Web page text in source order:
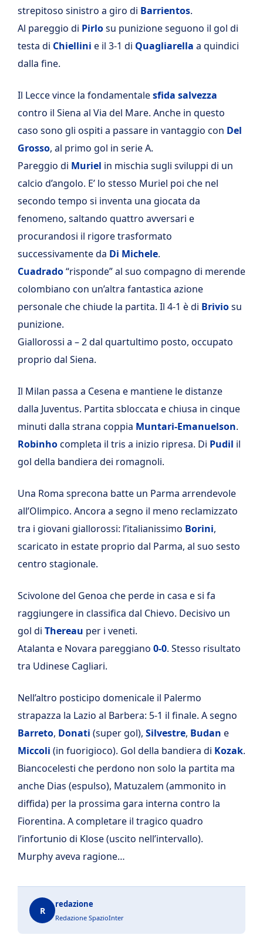
strepitoso sinistro a giro di Barrientos.
Al pareggio di Pirlosu punizione seguono il gol di
testa di Chiellini e il 3-1 di Quagliarella a quindici
dalla fine.
Il Lecce vince la fondamentalesfida salvezza
contro il Siena al Via del Mare. Anche in questo
caso sono gli ospiti a passare in vantaggio con Del
Grosso, al primo gol in serie A.
Pareggio di Muriel in mischia sugli sviluppi di un
calcio d’angolo. E’ lo stesso Muriel poi che nel
secondo tempo si inventa una giocata da
fenomeno, saltando quattro avversari e
procurandosi il rigore trasformato
successivamente da Di Michele.
Cuadrado“risponde” al suo compagno di merende
colombiano con un’altra fantastica azione
personale che chiude la partita. Il 4-1 è di Briviosu
punizione.
Giallorossi a – 2 dal quartultimo posto, occupato
proprio dal Siena.
Il Milan passa a Cesena e mantiene le distanze
dalla Juventus. Partita sbloccata e chiusa in cinque
minuti dalla strana coppia Muntari-Emanuelson.
Robinhocompleta il tris a inizio ripresa. Di Pudil il
gol della bandiera dei romagnoli.
Una Roma sprecona batte un Parma arrendevole
all’Olimpico. Ancora a segno il meno reclamizzato
tra i giovani giallorossi: l’italianissimo Borini,
scaricato in estate proprio dal Parma, al suo sesto
centro stagionale.
Scivolone del Genoa che perde in casa e si fa
raggiungere in classifica dal Chievo. Decisivo un
gol di Thereau per i veneti.
Atalanta e Novara pareggiano 0-0. Stesso risultato
tra Udinese Cagliari.
Nell’altro posticipo domenicale il Palermo
strapazza la Lazio al Barbera: 5-1 il finale. A segno
Barreto, Donati (super gol), Silvestre, Budan e
Miccoli (in fuorigioco). Gol della bandiera di Kozak.
Biancocelesti che perdono non solo la partita ma
anche Dias (espulso), Matuzalem (ammonito in
diffida) per la prossima gara interna contro la
Fiorentina. A completare il tragico quadro
l’infortunio di Klose (uscito nell’intervallo).
Murphy aveva ragione…
R
redazione
Redazione SpazioInter